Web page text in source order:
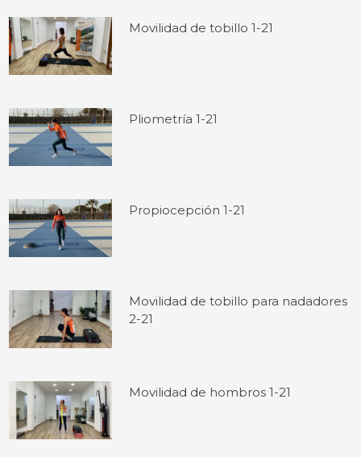
Movilidad de tobillo 1-21
Pliometría 1-21
Propiocepción 1-21
Movilidad de tobillo para nadadores
2-21
Movilidad de hombros 1-21